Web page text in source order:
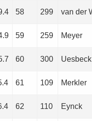
58 299 van der
59 259 Meyer
60 300 Uesbeck
61 109 Merkler
62 110 Eynck